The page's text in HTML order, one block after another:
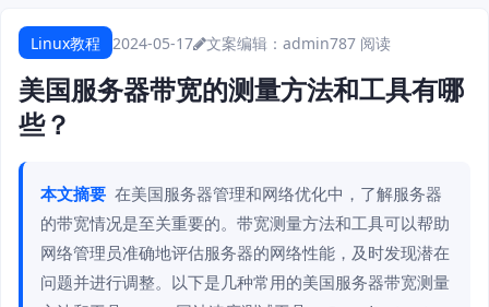
Linux教程 2024-05-17 文案编辑：admin787 阅读
美国服务器带宽的测量方法和工具有哪
些？
本文摘要 在美国服务器管理和网络优化中，了解服务器
的带宽情况是至关重要的。带宽测量方法和工具可以帮助
网络管理员准确地评估服务器的网络性能，及时发现潜在
问题并进行调整。以下是几种常用的美国服务器带宽测量